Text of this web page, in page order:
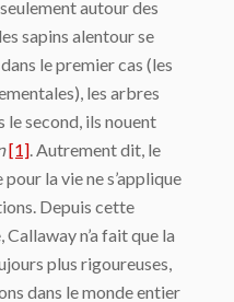
autour des
sapins alentour se
le premier cas (les
les arbres
le second, ils nouent
[1]. Autrement dit, le
la vie ne s’applique
Depuis cette
n’a fait que la
plus rigoureuses,
dans le monde entier